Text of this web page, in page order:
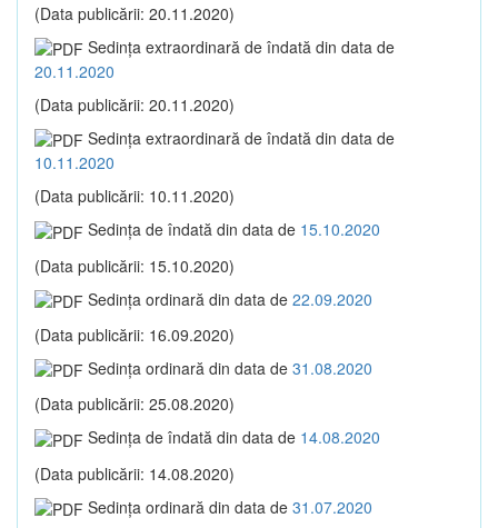
(Data publicării: 20.11.2020)
Sedinţa extraordinară de îndată din data de
20.11.2020
(Data publicării: 20.11.2020)
Sedinţa extraordinară de îndată din data de
10.11.2020
(Data publicării: 10.11.2020)
Sedinţa de îndată din data de 15.10.2020
(Data publicării: 15.10.2020)
Sedinţa ordinară din data de 22.09.2020
(Data publicării: 16.09.2020)
Sedinţa ordinară din data de 31.08.2020
(Data publicării: 25.08.2020)
Sedinţa de îndată din data de 14.08.2020
(Data publicării: 14.08.2020)
Sedinţa ordinară din data de 31.07.2020